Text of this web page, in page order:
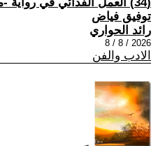
توفيق فياض
رائد الحواري
2026 / 8 / 8
الادب والفن